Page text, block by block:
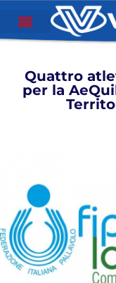
Quattro
per la